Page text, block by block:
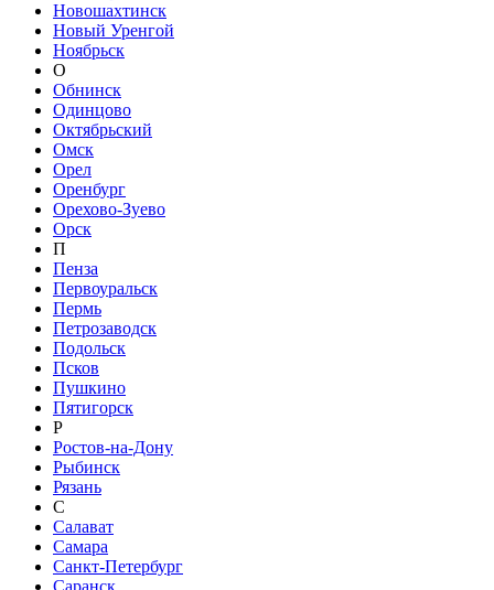
Новошахтинск
Новый Уренгой
Ноябрьск
О
Обнинск
Одинцово
Октябрьский
Омск
Орел
Оренбург
Орехово-Зуево
Орск
П
Пенза
Первоуральск
Пермь
Петрозаводск
Подольск
Псков
Пушкино
Пятигорск
Р
Ростов-на-Дону
Рыбинск
Рязань
С
Салават
Самара
Санкт-Петербург
Саранск